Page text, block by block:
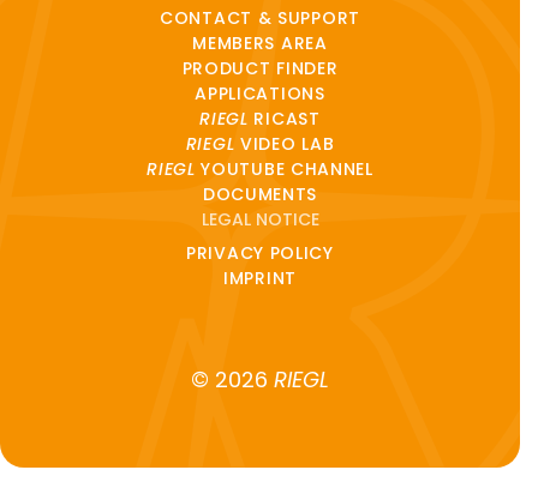
CONTACT & SUPPORT
MEMBERS AREA
PRODUCT FINDER
APPLICATIONS
RIEGL RICAST
RIEGL VIDEO LAB
RIEGL YOUTUBE CHANNEL
DOCUMENTS
LEGAL NOTICE
PRIVACY POLICY
IMPRINT
© 2026 RIEGL